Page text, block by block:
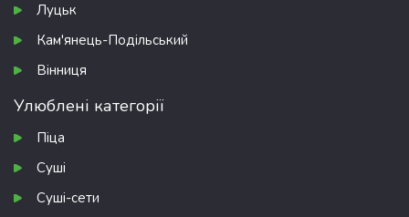
Луцьк
Кам'янець-Подільський
Вінниця
Улюблені категорії
Піца
Суші
Суші-сети